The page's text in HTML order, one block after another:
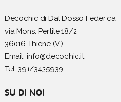
Decochic di Dal Dosso Federica
via Mons. Pertile 18/2
36016 Thiene (VI)
Email: info@decochic.it
Tel. 391/3435939
SU DI NOI